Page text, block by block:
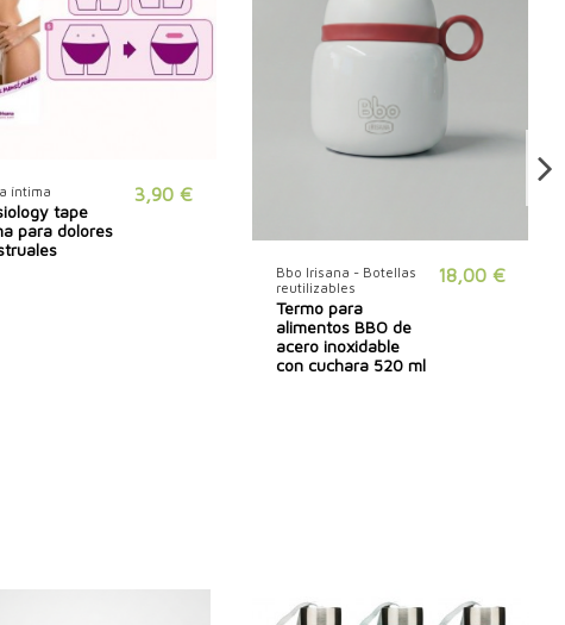
íntima
tape
para dolores
3,90 €
Bbo Irisana - Botellas
reutilizables
Termo para
alimentos BBO de
acero inoxidable
con cuchara 520 ml
18,00 €